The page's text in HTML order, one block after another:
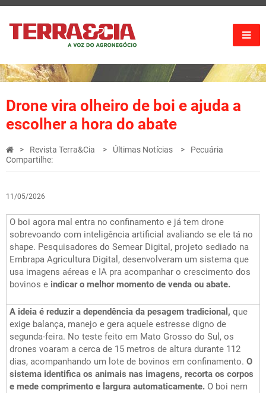
Drone vira olheiro de boi e ajuda a
escolher a hora do abate
Revista Terra&Cia Últimas Notícias
Pecuária
Compartilhe:
11/05/2026
O boi agora mal entra no confinamento e já tem drone
sobrevoando com inteligência artificial avaliando se ele tá no
shape. Pesquisadores do Semear Digital, projeto sediado na
Embrapa Agricultura Digital, desenvolveram um sistema que
usa imagens aéreas e IA pra acompanhar o crescimento dos
bovinos e indicar o melhor momento de venda ou abate.
A ideia é reduzir a dependência da pesagem tradicional, que
exige balança, manejo e gera aquele estresse digno de
segunda-feira. No teste feito em Mato Grosso do Sul, os
drones voaram a cerca de 15 metros de altura durante 112
dias, acompanhando um lote de bovinos em confinamento. O
sistema identifica os animais nas imagens, recorta os corpos
e mede comprimento e largura automaticamente. O boi nem